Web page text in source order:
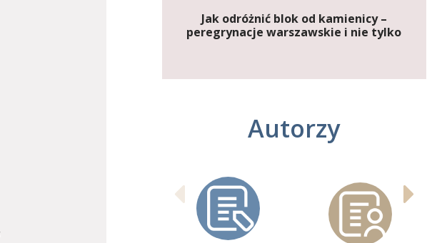
Jak odróżnić blok od kamienicy –
peregrynacje warszawskie i nie tylko
Autorzy